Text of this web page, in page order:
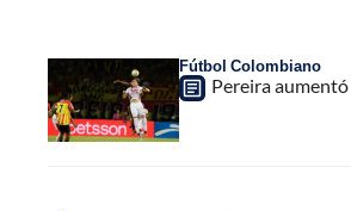
Fútbol Colombiano
Pereira